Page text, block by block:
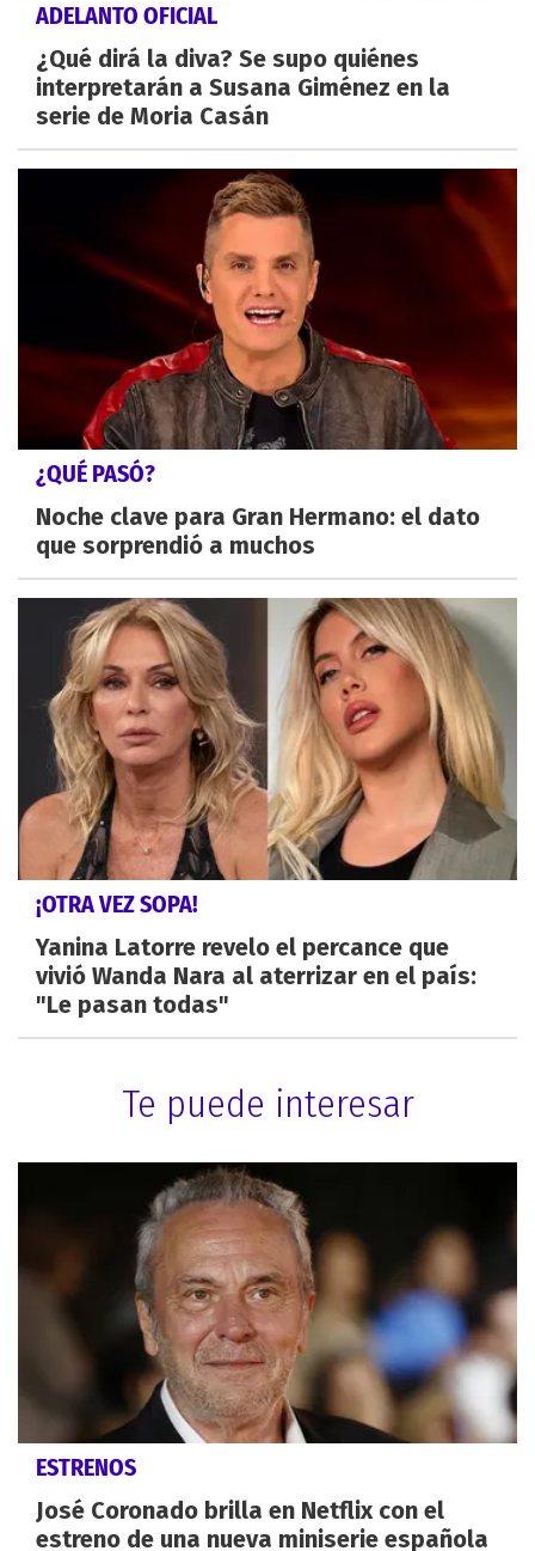
ADELANTO OFICIAL
¿Qué dirá la diva? Se supo quiénes
interpretarán a Susana Giménez en la
serie de Moria Casán
¿QUÉ PASÓ?
Noche clave para Gran Hermano: el dato
que sorprendió a muchos
¡OTRA VEZ SOPA!
Yanina Latorre revelo el percance que
vivió Wanda Nara al aterrizar en el país:
"Le pasan todas"
Te puede interesar
ESTRENOS
José Coronado brilla en Netflix con el
estreno de una nueva miniserie española